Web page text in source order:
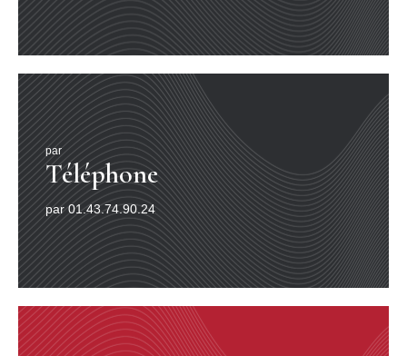
par
Téléphone
par 01.43.74.90.24